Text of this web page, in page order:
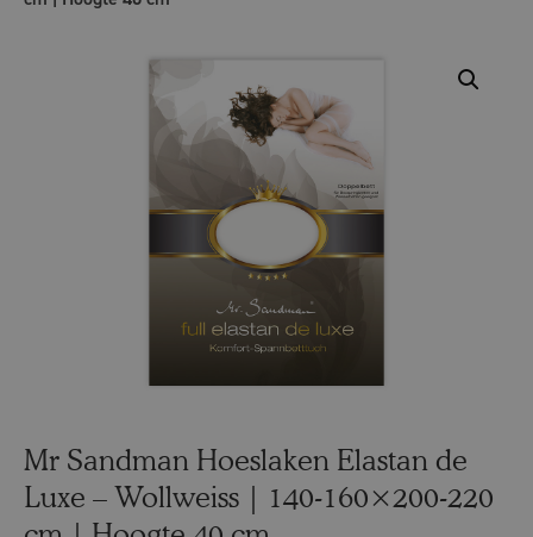
Mr Sandman Hoeslaken Elastan de
Luxe – Wollweiss | 140-160×200-220